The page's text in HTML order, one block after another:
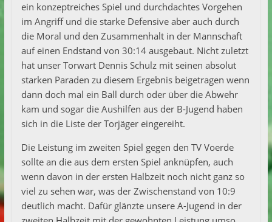
ein konzeptreiches Spiel und durchdachtes Vorgehen
im Angriff und die starke Defensive aber auch durch
die Moral und den Zusammenhalt in der Mannschaft
auf einen Endstand von 30:14 ausgebaut. Nicht zuletzt
hat unser Torwart Dennis Schulz mit seinen absolut
starken Paraden zu diesem Ergebnis beigetragen wenn
dann doch mal ein Ball durch oder über die Abwehr
kam und sogar die Aushilfen aus der B-Jugend haben
sich in die Liste der Torjäger eingereiht.
Die Leistung im zweiten Spiel gegen den TV Voerde
sollte an die aus dem ersten Spiel anknüpfen, auch
wenn davon in der ersten Halbzeit noch nicht ganz so
viel zu sehen war, was der Zwischenstand von 10:9
deutlich macht. Dafür glänzte unsere A-Jugend in der